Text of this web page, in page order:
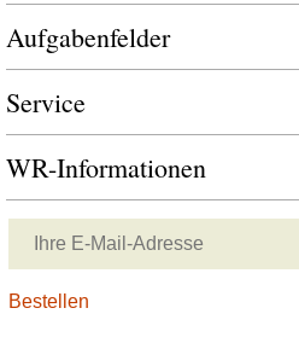
Aufgabenfelder
Service
WR-Informationen